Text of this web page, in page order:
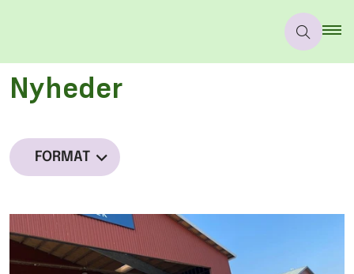
Nyheder
FORMAT